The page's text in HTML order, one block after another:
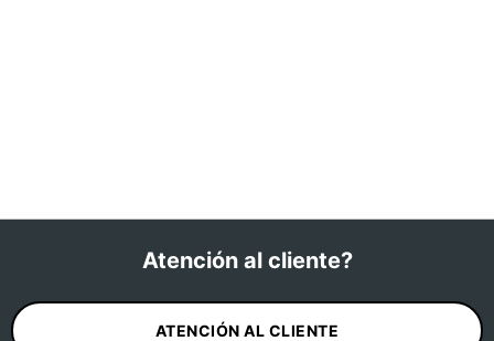
Atención al cliente?
ATENCIÓN AL CLIENTE